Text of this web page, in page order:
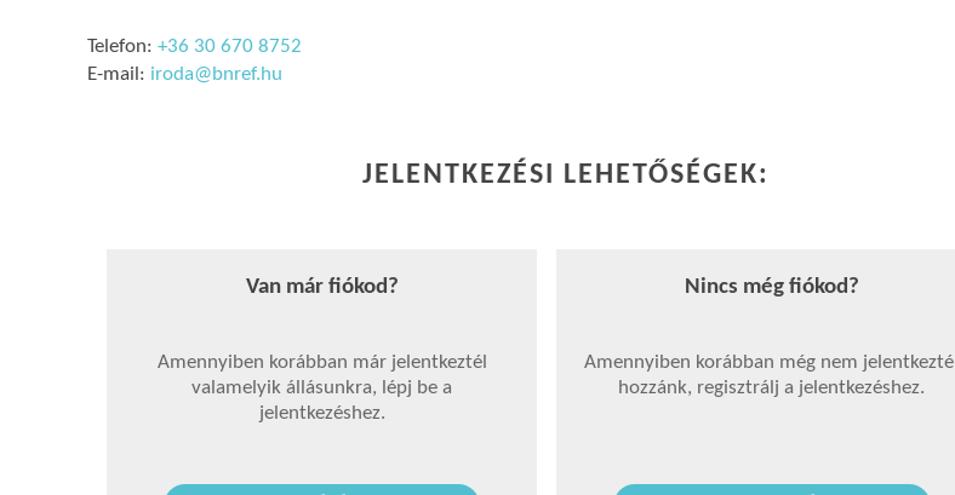
Telefon: +36 30 670 8752
E-mail: iroda@bnref.hu
JELENTKEZÉSI LEHETŐSÉGEK:
Van már fiókod?
Amennyiben korábban már jelentkeztél
valamelyik állásunkra, lépj be a
jelentkezéshez.
Nincs még fiókod?
Amennyiben korábban még nem jelentkeztél
hozzánk, regisztrálj a jelentkezéshez.